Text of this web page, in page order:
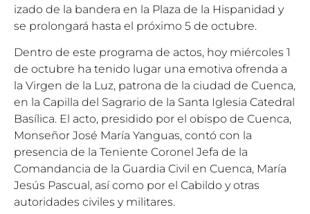
izado de la bandera en la Plaza de la Hispanidad y
se prolongará hasta el próximo 5 de octubre.
Dentro de este programa de actos, hoy miércoles 1
de octubre ha tenido lugar una emotiva ofrenda a
la Virgen de la Luz, patrona de la ciudad de Cuenca,
en la Capilla del Sagrario de la Santa Iglesia Catedral
Basílica. El acto, presidido por el obispo de Cuenca,
Monseñor José María Yanguas, contó con la
presencia de la Teniente Coronel Jefa de la
Comandancia de la Guardia Civil en Cuenca, María
Jesús Pascual, así como por el Cabildo y otras
autoridades civiles y militares.